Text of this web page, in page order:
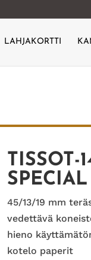
LAHJAKORTTI
TISSOT-
45/13/19 mm
vedettävä
hieno
kotelo paperit